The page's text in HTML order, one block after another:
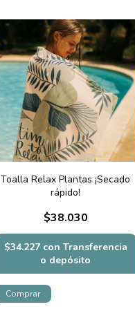
Toalla Relax Plantas ¡Secado
rápido!
$38.030
$34.227 con Transferencia
o depósito